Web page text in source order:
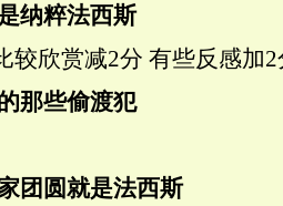
纳粹法西斯
较欣赏减2分 有些反感加2
那些偷渡犯
团圆就是法西斯